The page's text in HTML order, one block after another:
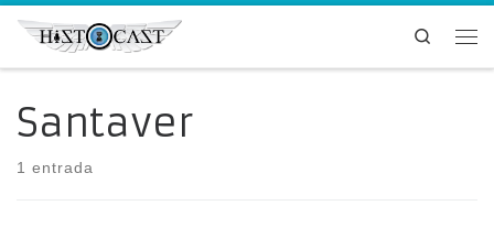
Saltar al contenido
Search
Santaver
1 entrada